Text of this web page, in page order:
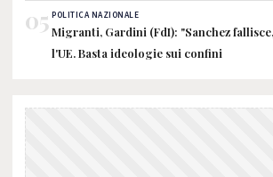
05 POLITICA NAZIONALE
Migranti, Gardini (FdI): "Sanchez
l'UE. Basta ideologie sui confini